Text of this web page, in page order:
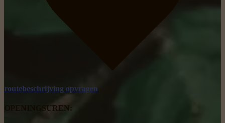
routebeschrijving opvragen
OPENINGSUREN: